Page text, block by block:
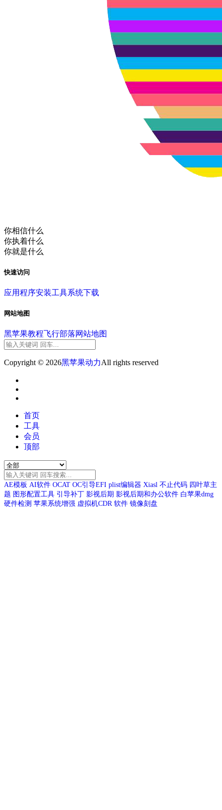
你相信什么
你执着什么
你就是什么
快速访问
应用程序安装工具系统下载
网站地图
黑苹果教程飞行部落网站地图
Copyright © 2026黑苹果动力All rights reserved
首页
工具
会员
顶部
AE模板 AI软件 OCAT OC引导EFI plist编辑器 Xiasl 不止代码 四叶草主
题 图形配置工具 引导补丁 影视后期 影视后期和办公软件 白苹果dmg
硬件检测 苹果系统增强 虚拟机CDR 软件 镜像刻盘